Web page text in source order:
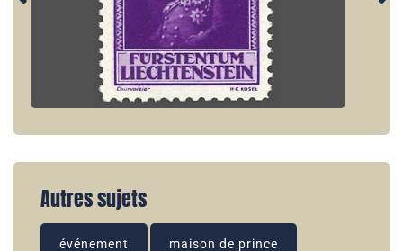
Autres sujets
événement maison de prince